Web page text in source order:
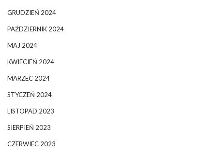
GRUDZIEŃ 2024
PAŹDZIERNIK 2024
MAJ 2024
KWIECIEŃ 2024
MARZEC 2024
STYCZEŃ 2024
LISTOPAD 2023
SIERPIEŃ 2023
CZERWIEC 2023